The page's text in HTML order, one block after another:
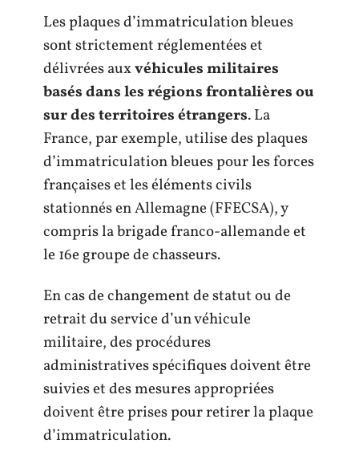
Les plaques d’immatriculation bleues
sont strictement réglementées et
délivrées auxvéhicules militaires
basés dans les régions frontalières ou
sur des territoires étrangers. La
France, par exemple, utilise des plaques
d’immatriculation bleues pour les forces
françaises et les éléments civils
stationnés en Allemagne (FFECSA), y
compris la brigade franco-allemande et
le 16e groupe de chasseurs.
En cas de changement de statut ou de
retrait du service d’un véhicule
militaire, des procédures
administratives spécifiques doivent être
suivies et des mesures appropriées
doivent être prises pour retirer la plaque
d’immatriculation.